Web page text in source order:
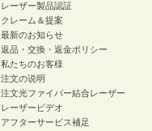
レーザー製品認証
クレーム＆提案
最新のお知らせ
返品・交換・返金ポリシー
私たちのお客様
注文の说明
注文光ファイバー結合レーザー
レーザービデオ
アフターサービス補足